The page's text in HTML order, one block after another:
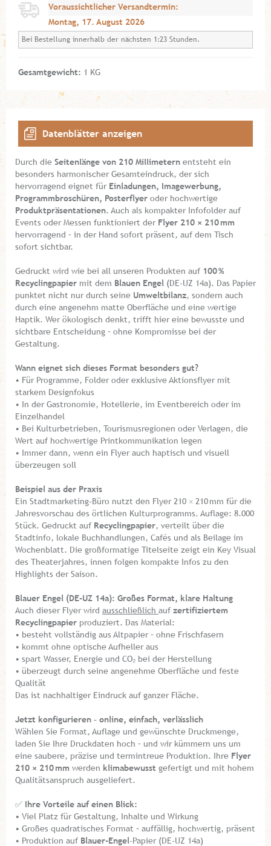
Voraussichtlicher Versandtermin:
Montag, 17. August 2026
Bei Bestellung innerhalb der nächsten 1:23 Stunden.
Gesamtgewicht: 1 KG
Datenblätter anzeigen
Durch die Seitenlänge von 210 Millimetern entsteht ein
besonders harmonischer Gesamteindruck, der sich
hervorragend eignet für Einladungen, Imagewerbung,
Programmbroschüren, Posterflyer oder hochwertige
Produktpräsentationen. Auch als kompakter Infofolder auf
Events oder Messen funktioniert derFlyer 210 × 210 mm
hervorragend – in der Hand sofort präsent, auf dem Tisch
sofort sichtbar.
Gedruckt wird wie bei all unseren Produkten auf 100 %
Recyclingpapier mit dem Blauen Engel (DE-UZ 14a). Das Papier
punktet nicht nur durch seine Umweltbilanz, sondern auch
durch eine angenehm matte Oberfläche und eine wertige
Haptik. Wer ökologisch denkt, trifft hier eine bewusste und
sichtbare Entscheidung – ohne Kompromisse bei der
Gestaltung.
Wann eignet sich dieses Format besonders gut?
• Für Programme, Folder oder exklusive Aktionsflyer mit
starkem Designfokus
• In der Gastronomie, Hotellerie, im Eventbereich oder im
Einzelhandel
• Bei Kulturbetrieben, Tourismusregionen oder Verlagen, die
Wert auf hochwertige Printkommunikation legen
• Immer dann, wenn ein Flyer auch haptisch und visuell
überzeugen soll
Beispiel aus der Praxis
Ein Stadtmarketing-Büro nutzt den Flyer 210 × 210 mm für die
Jahresvorschau des örtlichen Kulturprogramms. Auflage: 8.000
Stück. Gedruckt auf Recyclingpapier, verteilt über die
Stadtinfo, lokale Buchhandlungen, Cafés und als Beilage im
Wochenblatt. Die großformatige Titelseite zeigt ein Key Visual
des Theaterjahres, innen folgen kompakte Infos zu den
Highlights der Saison.
Blauer Engel (DE-UZ 14a): Großes Format, klare Haltung
Auch dieser Flyer wird ausschließlich auf zertifiziertem
Recyclingpapier produziert. Das Material:
• besteht vollständig aus Altpapier – ohne Frischfasern
• kommt ohne optische Aufheller aus
• spart Wasser, Energie und CO₂ bei der Herstellung
• überzeugt durch seine angenehme Oberfläche und feste
Qualität
Das ist nachhaltiger Eindruck auf ganzer Fläche.
Jetzt konfigurieren – online, einfach, verlässlich
Wählen Sie Format, Auflage und gewünschte Druckmenge,
laden Sie Ihre Druckdaten hoch – und wir kümmern uns um
eine saubere, präzise und termintreue Produktion. Ihre Flyer
210 × 210 mm werden klimabewusst gefertigt und mit hohem
Qualitätsanspruch ausgeliefert.
✅ Ihre Vorteile auf einen Blick:
• Viel Platz für Gestaltung, Inhalte und Wirkung
• Großes quadratisches Format – auffällig, hochwertig, präsent
• Produktion auf Blauer-Engel-Papier (DE-UZ 14a)